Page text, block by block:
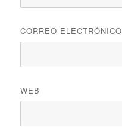
CORREO ELECTRÓNICO
WEB